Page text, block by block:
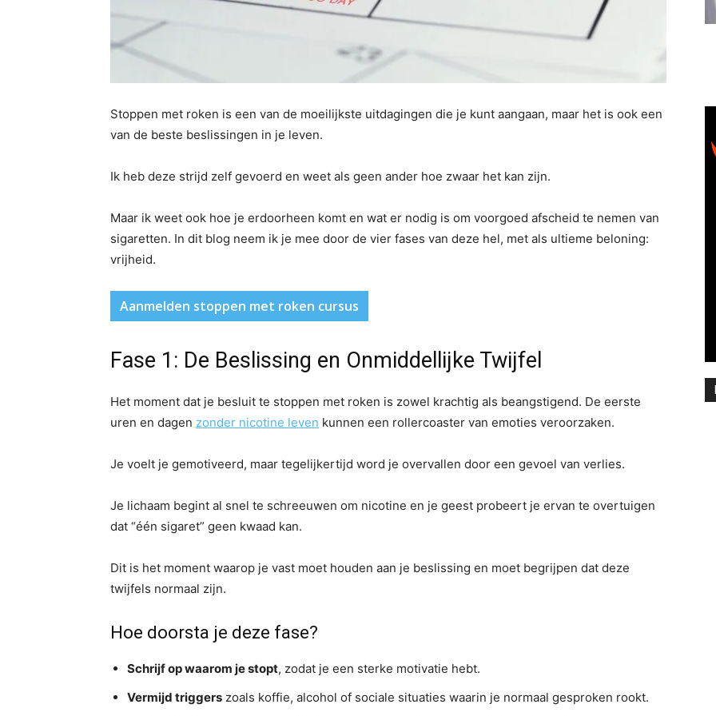
Stoppen met roken is een van de moeilijkste uitdagingen die je kunt aangaan, maar het is ook een
van de beste beslissingen in je leven.
Ik heb deze strijd zelf gevoerd en weet als geen ander hoe zwaar het kan zijn.
Maar ik weet ook hoe je erdoorheen komt en wat er nodig is om voorgoed afscheid te nemen van
sigaretten. In dit blog neem ik je mee door de vier fases van deze hel, met als ultieme beloning:
vrijheid.
Aanmelden stoppen met roken cursus
Fase 1: De Beslissing en Onmiddellijke Twijfel
Het moment dat je besluit te stoppen met roken is zowel krachtig als beangstigend. De eerste
uren en dagen zonder nicotine leven kunnen een rollercoaster van emoties veroorzaken.
Je voelt je gemotiveerd, maar tegelijkertijd word je overvallen door een gevoel van verlies.
Je lichaam begint al snel te schreeuwen om nicotine en je geest probeert je ervan te overtuigen
dat “één sigaret” geen kwaad kan.
Dit is het moment waarop je vast moet houden aan je beslissing en moet begrijpen dat deze
twijfels normaal zijn.
Hoe doorsta je deze fase?
Schrijf op waarom je stopt, zodat je een sterke motivatie hebt.
Vermijd triggers zoals koffie, alcohol of sociale situaties waarin je normaal gesproken rookt.